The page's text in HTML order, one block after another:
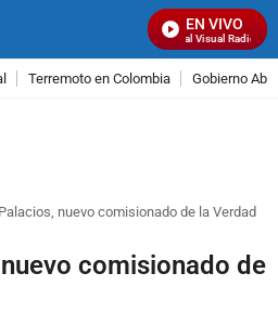
EN VIVO
Señal Visual Radio
Terremoto en Colombia Gobierno
nuevo comisionado de la Verdad
comisionado de